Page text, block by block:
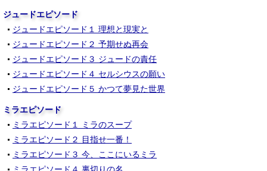
ジュードエピソード
ジュードエピソード１ 理想と現実と
ジュードエピソード２ 予期せぬ再会
ジュードエピソード３ ジュードの責任
ジュードエピソード４ セルシウスの願い
ジュードエピソード５ かつて夢見た世界
ミラエピソード
ミラエピソード１ ミラのスープ
ミラエピソード２ 目指せ一番！
ミラエピソード３ 今、ここにいるミラ